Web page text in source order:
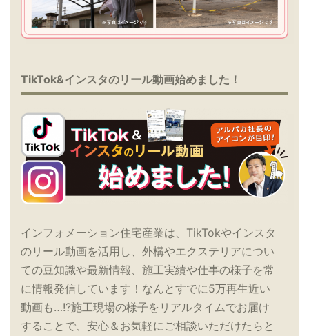
TikTok&インスタのリール動画始めました！
インフォメーション住宅産業は、TikTokやインスタ
のリール動画を活用し、外構やエクステリアについ
ての豆知識や最新情報、施工実績や仕事の様子を常
に情報発信しています！なんとすでに5万再生近い
動画も…!?施工現場の様子をリアルタイムでお届け
することで、安心＆お気軽にご相談いただけたらと